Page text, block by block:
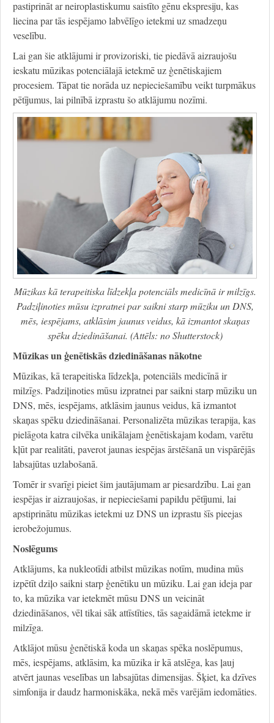
pastiprināt ar neiroplastiskumu saistīto gēnu ekspresiju, kas
liecina par tās iespējamo labvēlīgo ietekmi uz smadzeņu
veselību.
Lai gan šie atklājumi ir provizoriski, tie piedāvā aizraujošu
ieskatu mūzikas potenciālajā ietekmē uz ģenētiskajiem
procesiem. Tāpat tie norāda uz nepieciešamību veikt turpmākus
pētījumus, lai pilnībā izprastu šo atklājumu nozīmi.
Mūzikas kā terapeitiska līdzekļa potenciāls medicīnā ir milzīgs.
Padziļinoties mūsu izpratnei par saikni starp mūziku un DNS,
mēs, iespējams, atklāsim jaunus veidus, kā izmantot skaņas
spēku dziedināšanai. (Attēls: no Shutterstock)
Mūzikas un ģenētiskās dziedināšanas nākotne
Mūzikas, kā terapeitiska līdzekļa, potenciāls medicīnā ir
milzīgs. Padziļinoties mūsu izpratnei par saikni starp mūziku un
DNS, mēs, iespējams, atklāsim jaunus veidus, kā izmantot
skaņas spēku dziedināšanai. Personalizēta mūzikas terapija, kas
pielāgota katra cilvēka unikālajam ģenētiskajam kodam, varētu
kļūt par realitāti, paverot jaunas iespējas ārstēšanā un vispārējās
labsajūtas uzlabošanā.
Tomēr ir svarīgi pieiet šim jautājumam ar piesardzību. Lai gan
iespējas ir aizraujošas, ir nepieciešami papildu pētījumi, lai
apstiprinātu mūzikas ietekmi uz DNS un izprastu šīs pieejas
ierobežojumus.
Noslēgums
Atklājums, ka nukleotīdi atbilst mūzikas notīm, mudina mūs
izpētīt dziļo saikni starp ģenētiku un mūziku. Lai gan ideja par
to, ka mūzika var ietekmēt mūsu DNS un veicināt
dziedināšanos, vēl tikai sāk attīstīties, tās sagaidāmā ietekme ir
milzīga.
Atklājot mūsu ģenētiskā koda un skaņas spēka noslēpumus,
mēs, iespējams, atklāsim, ka mūzika ir kā atslēga, kas ļauj
atvērt jaunas veselības un labsajūtas dimensijas. Šķiet, ka dzīves
simfonija ir daudz harmoniskāka, nekā mēs varējām iedomāties.